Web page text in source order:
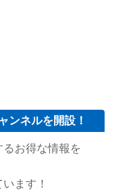
ンネルを開設！
お得な情報を
ます！